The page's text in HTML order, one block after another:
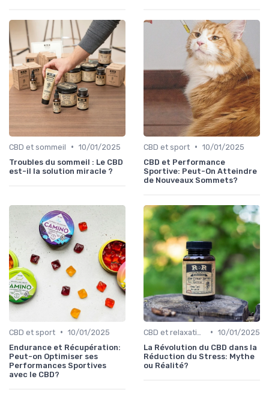
CBD et sommeil • 10/01/2025
Troubles du sommeil : Le CBD
est-il la solution miracle ?
CBD et sport • 10/01/2025
CBD et Performance
Sportive: Peut-On Atteindre
de Nouveaux Sommets?
CBD et sport • 10/01/2025
Endurance et Récupération:
Peut-on Optimiser ses
Performances Sportives
avec le CBD?
• 10/01/2025
La Révolution du CBD dans la
Réduction du Stress: Mythe
ou Réalité?